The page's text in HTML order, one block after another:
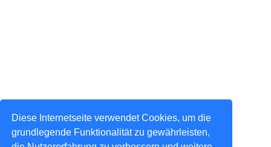
Diese Internetseite verwendet Cookies, um die
grundlegende Funktionalität zu gewährleisten,